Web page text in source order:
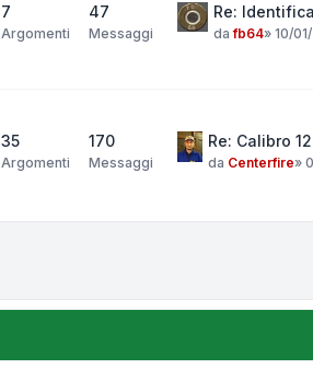
7
Argomenti
47
Messaggi
Re:
dafb64» 10/
35
Argomenti
170
Messaggi
Re: Calibro
da Centerfire»